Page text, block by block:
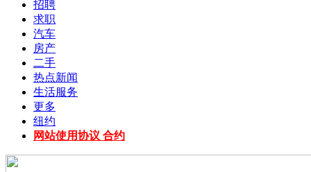
招聘
求职
汽车
房产
二手
热点新闻
生活服务
更多
纽约
网站使用协议 合约